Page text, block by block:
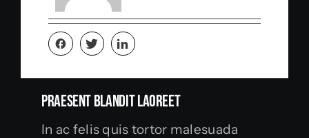
Praesent Blandit Laoreet
In ac felis quis tortor malesuada